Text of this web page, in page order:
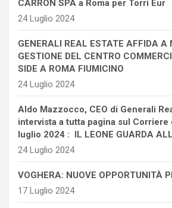
CARRON SPA a Roma per Torri Eur
24 Luglio 2024
GENERALI REAL ESTATE AFFIDA A
GESTIONE DEL CENTRO
SIDE A ROMA FIUMICINO
24 Luglio 2024
Aldo Mazzocco, CEO di Generali
intervista a tutta pagina sul Corriere
luglio 2024 : IL LEONE GUARDA
24 Luglio 2024
VOGHERA: NUOVE OPPORTUNITÀ
17 Luglio 2024